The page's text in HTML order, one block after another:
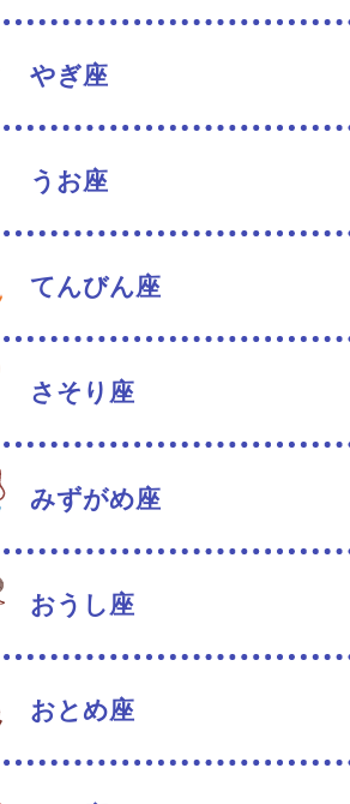
やぎ座
うお座
てんびん座
さそり座
みずがめ座
おうし座
おとめ座